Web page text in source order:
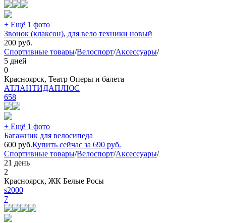
+ Ещё 1 фото
Звонок (клаксон), для вело техники новый
200 руб.
Спортивные товары/Велоспорт/Аксессуары/
5 дней
0
Красноярск, Театр Оперы и балета
АТЛАНТИДАПЛЮС
658
+ Ещё 1 фото
Багажник для велосипеда
600 руб.Купить сейчас за 690 руб.
Спортивные товары/Велоспорт/Аксессуары/
21 день
2
Красноярск, ЖК Белые Росы
s2000
7